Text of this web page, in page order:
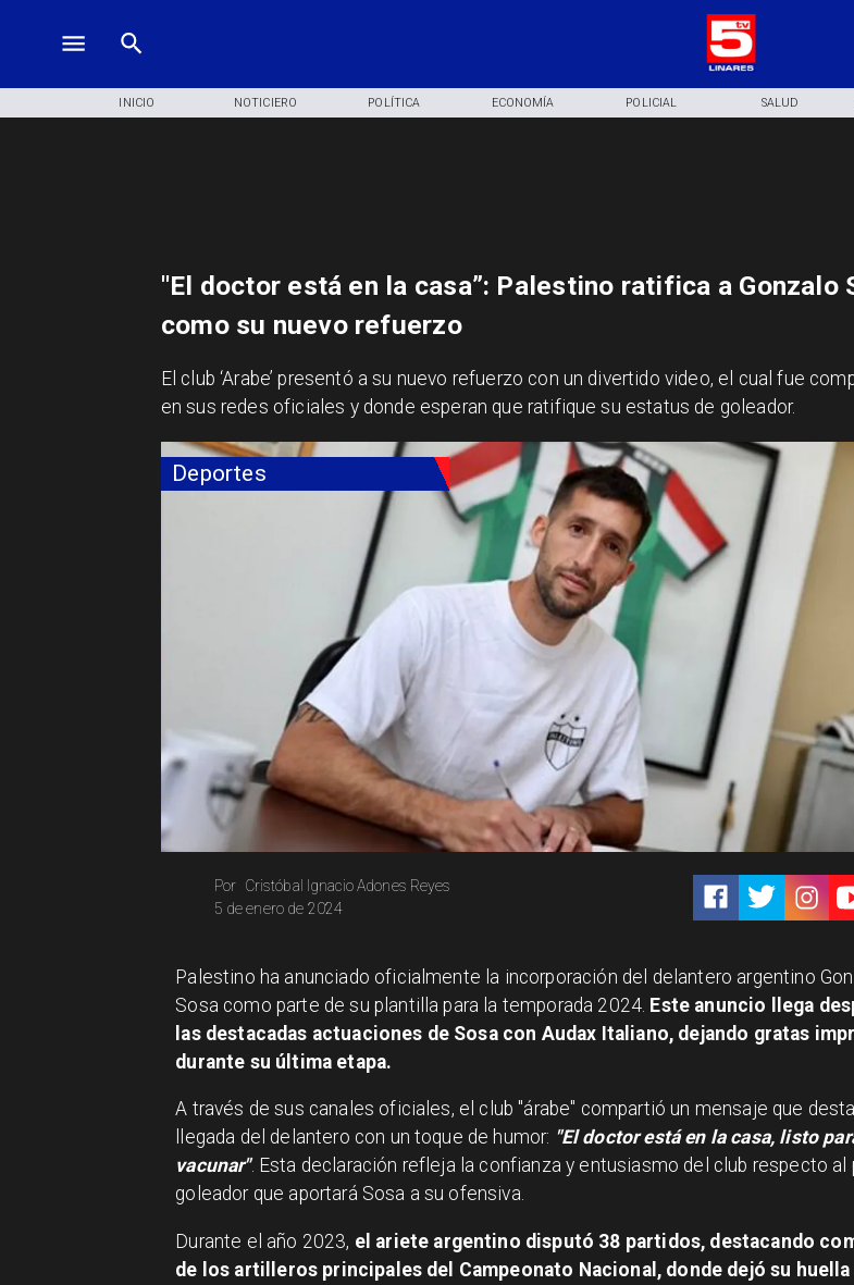
INICIO NOTICIERO POLÍTICA ECONOMÍA POLICIAL SALUD
Deportes
Cristóbal Ignacio Adones Reyes
Por
5 de enero de 2024
"El doctor está en la casa”: Palestino ratifica a Gonzalo
como su nuevo refuerzo
El club ‘Arabe’ presentó a su nuevo refuerzo con un divertido video, el cual fue
en sus redes oficiales y donde esperan que ratifique su estatus de goleador.
​Palestino ha anunciado oficialmente la incorporación del delantero argentino
Sosa como parte de su plantilla para la temporada 2024. Este anuncio llega
las destacadas actuaciones de Sosa con Audax Italiano, dejando gratas
durante su última etapa.
A través de sus canales oficiales, el club "árabe" compartió un mensaje que
llegada del delantero con un toque de humor: "El doctor está en la casa, listo
vacunar". Esta declaración refleja la confianza y entusiasmo del club respecto al
goleador que aportará Sosa a su ofensiva.
Durante el año 2023, el ariete argentino disputó 38 partidos, destacando
de los artilleros principales del Campeonato Nacional, donde dejó su huella